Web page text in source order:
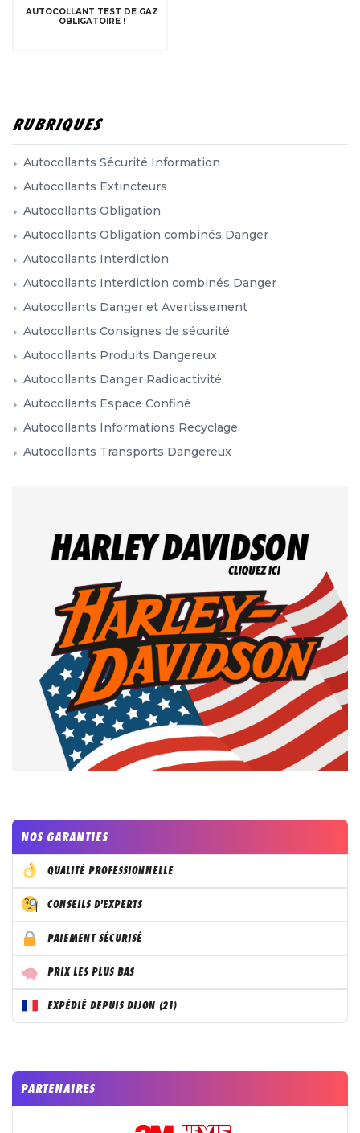
AUTOCOLLANT TEST DE GAZ
OBLIGATOIRE !
RUBRIQUES
Autocollants Sécurité Information
Autocollants Extincteurs
Autocollants Obligation
Autocollants Obligation combinés Danger
Autocollants Interdiction
Autocollants Interdiction combinés Danger
Autocollants Danger et Avertissement
Autocollants Consignes de sécurité
Autocollants Produits Dangereux
Autocollants Danger Radioactivité
Autocollants Espace Confiné
Autocollants Informations Recyclage
Autocollants Transports Dangereux
NOS GARANTIES
QUALITÉ PROFESSIONNELLE
CONSEILS D'EXPERTS
PAIEMENT SÉCURISÉ
PRIX LES PLUS BAS
EXPÉDIÉ DEPUIS DIJON (21)
PARTENAIRES